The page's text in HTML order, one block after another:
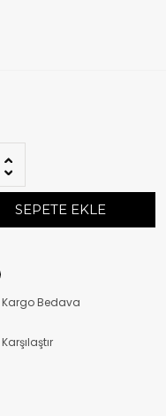
Kargo Bedava
Karşılaştır